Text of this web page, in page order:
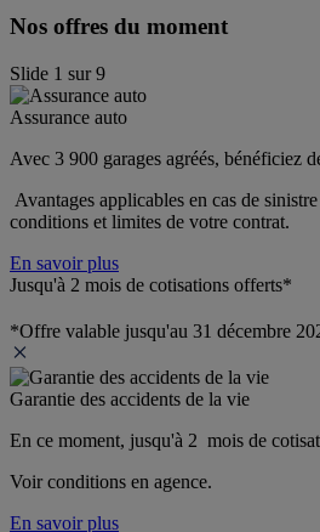
Nos offres du moment
Slide 1 sur9
Assurance auto
Avec 3 900 garages agréés, bénéficiez
Avantages applicables en cas de
conditions et limites de votre contrat.
En savoir plus
Jusqu'à 2 mois de cotisations offerts*
*Offre valable jusqu'au 31 décembre
Garantie des accidents de la vie
En ce moment, jusqu'à 2  mois de
Voir conditions en agence.
En savoir plus